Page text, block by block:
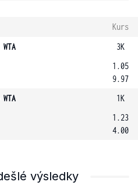
Kurs
3K
1.05
9.97
1K
1.23
4.00
výsledky